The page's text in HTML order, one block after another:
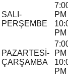
SALI-
PERŞEMBE
PM
PM
PAZARTESİ-
ÇARŞAMBA
PM
PM